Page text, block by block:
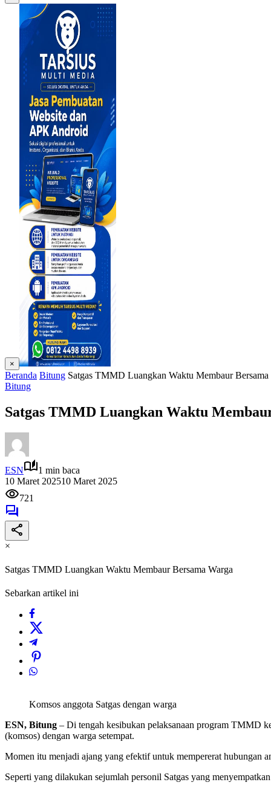
×
Beranda Bitung Satgas TMMD Luangkan Waktu Membaur Bersama
Bitung
Satgas TMMD Luangkan Waktu
ESN
1 min baca
10 Maret 202510 Maret 2025
721
×
Satgas TMMD Luangkan Waktu Membaur Bersama Warga
Sebarkan artikel ini
Komsos anggota Satgas dengan warga
ESN, Bitung – Di tengah kesibukan pelaksanaan program TMMD
(komsos) dengan warga setempat.
Momen itu menjadi ajang yang efektif untuk mempererat hubungan
Seperti yang dilakukan sejumlah personil Satgas yang